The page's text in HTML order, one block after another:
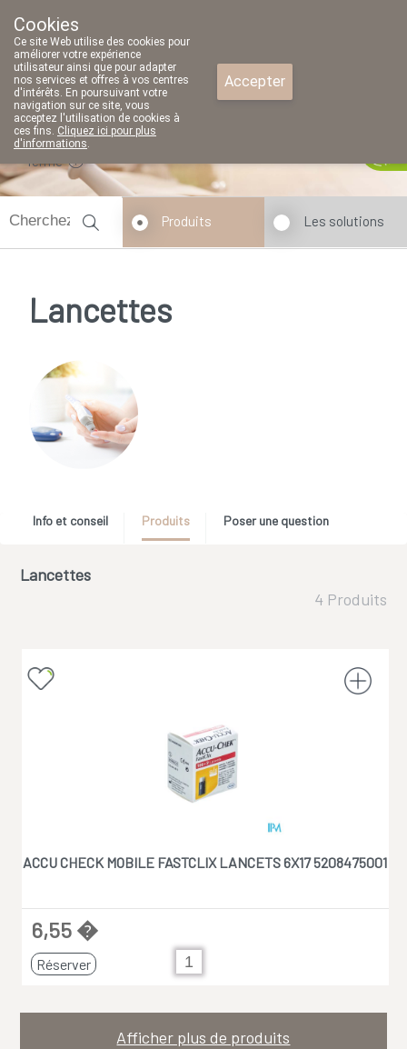
fermé
Produits Les solutions
Lancettes
Info et conseil Produits Poser une question
Lancettes
4 Produits
ACCU CHECK MOBILE FASTCLIX LANCETS 6X17 5208475001
6,55 �
Réserver
Afficher plus de produits
Cookies
Ce site Web utilise des cookies pour
améliorer votre expérience
utilisateur ainsi que pour adapter
nos services et offres à vos centres
d'intérêts. En poursuivant votre
navigation sur ce site, vous
acceptez l'utilisation de cookies à
ces fins. Cliquez ici pour plus
d'informations.
Accepter